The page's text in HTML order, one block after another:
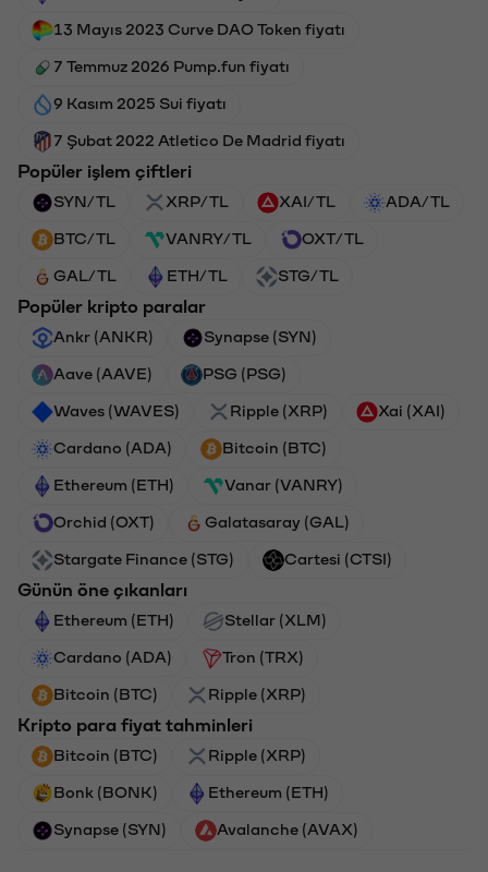
13 Mayıs 2023 Curve DAO Token fiyatı
7 Temmuz 2026 Pump.fun fiyatı
9 Kasım 2025 Sui fiyatı
7 Şubat 2022 Atletico De Madrid fiyatı
Popüler işlem çiftleri
SYN/TL XRP/TL XAI/TL ADA/TL
BTC/TL VANRY/TL OXT/TL
GAL/TL ETH/TL STG/TL
Popüler kripto paralar
Ankr (ANKR) Synapse (SYN)
Aave (AAVE) PSG (PSG)
Waves (WAVES) Ripple (XRP) Xai (XAI)
Cardano (ADA) Bitcoin (BTC)
Ethereum (ETH) Vanar (VANRY)
Orchid (OXT) Galatasaray (GAL)
Stargate Finance (STG) Cartesi (CTSI)
Günün öne çıkanları
Ethereum (ETH) Stellar (XLM)
Cardano (ADA) Tron (TRX)
Bitcoin (BTC) Ripple (XRP)
Kripto para fiyat tahminleri
Bitcoin (BTC) Ripple (XRP)
Bonk (BONK) Ethereum (ETH)
Synapse (SYN) Avalanche (AVAX)